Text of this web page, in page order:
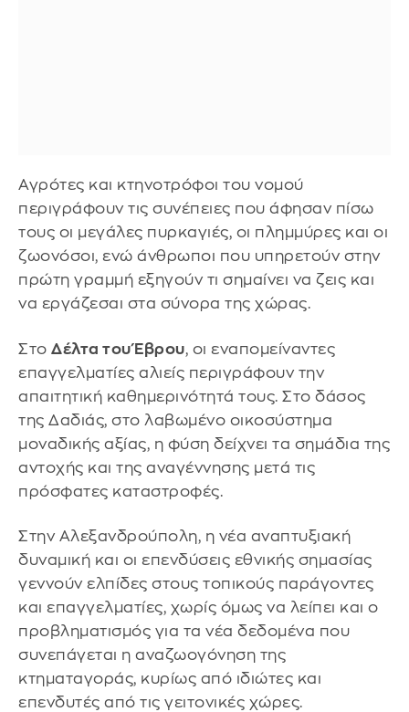
Αγρότες και κτηνοτρόφοι του νομού
περιγράφουν τις συνέπειες που άφησαν πίσω
τους οι μεγάλες πυρκαγιές, οι πλημμύρες και οι
ζωονόσοι, ενώ άνθρωποι που υπηρετούν στην
πρώτη γραμμή εξηγούν τι σημαίνει να ζεις και
να εργάζεσαι στα σύνορα της χώρας.
Στο Δέλτα του Έβρου, οι εναπομείναντες
επαγγελματίες αλιείς περιγράφουν την
απαιτητική καθημερινότητά τους. Στο δάσος
της Δαδιάς, στο λαβωμένο οικοσύστημα
μοναδικής αξίας, η φύση δείχνει τα σημάδια της
αντοχής και της αναγέννησης μετά τις
πρόσφατες καταστροφές.
Στην Αλεξανδρούπολη, η νέα αναπτυξιακή
δυναμική και οι επενδύσεις εθνικής σημασίας
γεννούν ελπίδες στους τοπικούς παράγοντες
και επαγγελματίες, χωρίς όμως να λείπει και ο
προβληματισμός για τα νέα δεδομένα που
συνεπάγεται η αναζωογόνηση της
κτηματαγοράς, κυρίως από ιδιώτες και
επενδυτές από τις γειτονικές χώρες.